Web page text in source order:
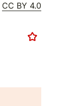
CC BY 4.0